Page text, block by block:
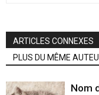
ARTICLES CONNEXES
PLUS DU MÊME
Nom